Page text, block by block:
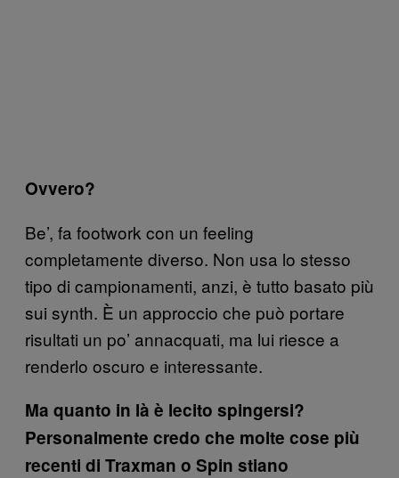
Ovvero?
Be’, fa footwork con un feeling
completamente diverso. Non usa lo stesso
tipo di campionamenti, anzi, è tutto basato più
sui synth. È un approccio che può portare
risultati un po’ annacquati, ma lui riesce a
renderlo oscuro e interessante.
Ma quanto in là è lecito spingersi?
Personalmente credo che molte cose più
recenti di Traxman o Spin stiano